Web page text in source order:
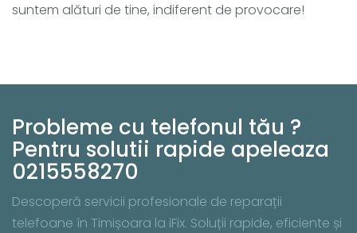
suntem alături de tine, indiferent de provocare!
Probleme cu telefonul tău ?
Pentru solutii rapide apeleaza
0215558270
Descoperă servicii profesionale de reparații
telefoane în Timișoara la iFix. Soluții rapide, eficiente și